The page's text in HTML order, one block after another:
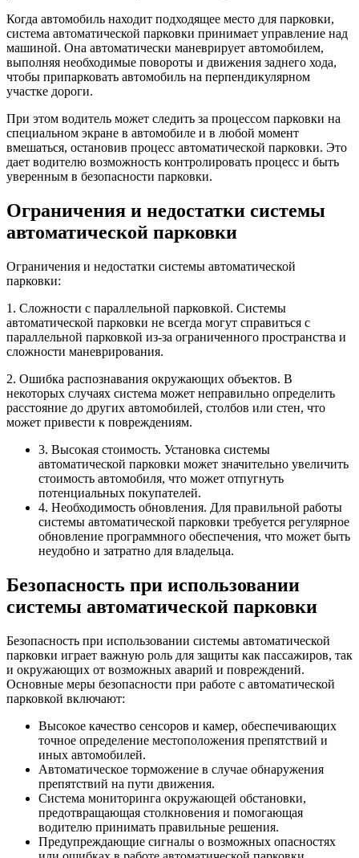
Когда автомобиль находит подходящее место для парковки,
система автоматической парковки принимает управление над
машиной. Она автоматически маневрирует автомобилем,
выполняя необходимые повороты и движения заднего хода,
чтобы припарковать автомобиль на перпендикулярном
участке дороги.
При этом водитель может следить за процессом парковки на
специальном экране в автомобиле и в любой момент
вмешаться, остановив процесс автоматической парковки. Это
дает водителю возможность контролировать процесс и быть
уверенным в безопасности парковки.
Ограничения и недостатки системы
автоматической парковки
Ограничения и недостатки системы автоматической
парковки:
1. Сложности с параллельной парковкой. Системы
автоматической парковки не всегда могут справиться с
параллельной парковкой из-за ограниченного пространства и
сложности маневрирования.
2. Ошибка распознавания окружающих объектов. В
некоторых случаях система может неправильно определить
расстояние до других автомобилей, столбов или стен, что
может привести к повреждениям.
3. Высокая стоимость. Установка системы
автоматической парковки может значительно увеличить
стоимость автомобиля, что может отпугнуть
потенциальных покупателей.
4. Необходимость обновления. Для правильной работы
системы автоматической парковки требуется регулярное
обновление программного обеспечения, что может быть
неудобно и затратно для владельца.
Безопасность при использовании
системы автоматической парковки
Безопасность при использовании системы автоматической
парковки играет важную роль для защиты как пассажиров, так
и окружающих от возможных аварий и повреждений.
Основные меры безопасности при работе с автоматической
парковкой включают:
Высокое качество сенсоров и камер, обеспечивающих
точное определение местоположения препятствий и
иных автомобилей.
Автоматическое торможение в случае обнаружения
препятствий на пути движения.
Система мониторинга окружающей обстановки,
предотвращающая столкновения и помогающая
водителю принимать правильные решения.
Предупреждающие сигналы о возможных опасностях